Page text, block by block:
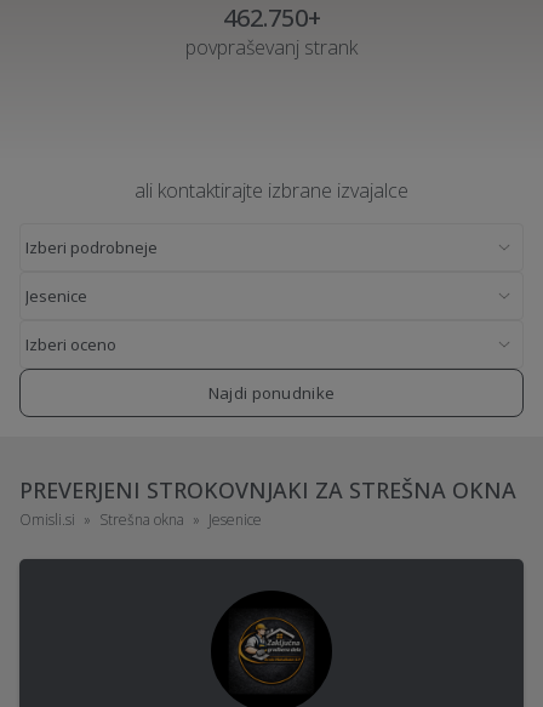
462.750+
povpraševanj strank
ali kontaktirajte izbrane izvajalce
Najdi ponudnike
PREVERJENI STROKOVNJAKI ZA STREŠNA OKNA
Omisli.si Strešna okna Jesenice